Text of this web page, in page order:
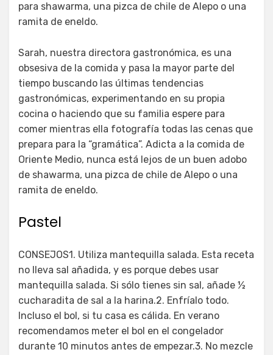
para shawarma, una pizca de chile de Alepo o una
ramita de eneldo.
Sarah, nuestra directora gastronómica, es una
obsesiva de la comida y pasa la mayor parte del
tiempo buscando las últimas tendencias
gastronómicas, experimentando en su propia
cocina o haciendo que su familia espere para
comer mientras ella fotografía todas las cenas que
prepara para la “gramática”. Adicta a la comida de
Oriente Medio, nunca está lejos de un buen adobo
de shawarma, una pizca de chile de Alepo o una
ramita de eneldo.
Pastel
CONSEJOS1. Utiliza mantequilla salada. Esta receta
no lleva sal añadida, y es porque debes usar
mantequilla salada. Si sólo tienes sin sal, añade ½
cucharadita de sal a la harina.2. Enfríalo todo.
Incluso el bol, si tu casa es cálida. En verano
recomendamos meter el bol en el congelador
durante 10 minutos antes de empezar.3. No mezcle